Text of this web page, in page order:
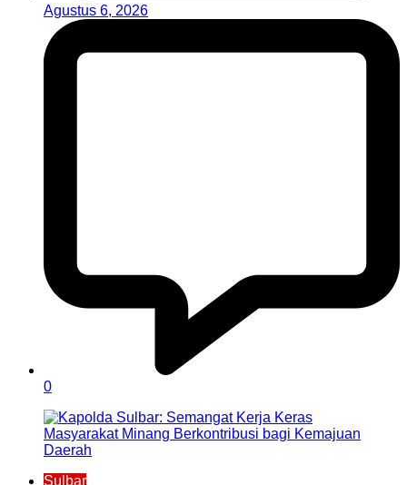
Agustus 6, 2026
0
Sulbar